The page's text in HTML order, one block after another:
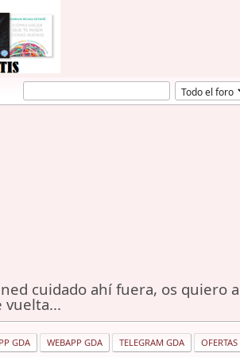
cuidado ahí fuera, os quiero
vuelta...
GDA WEBAPP GDA TELEGRAM GDA